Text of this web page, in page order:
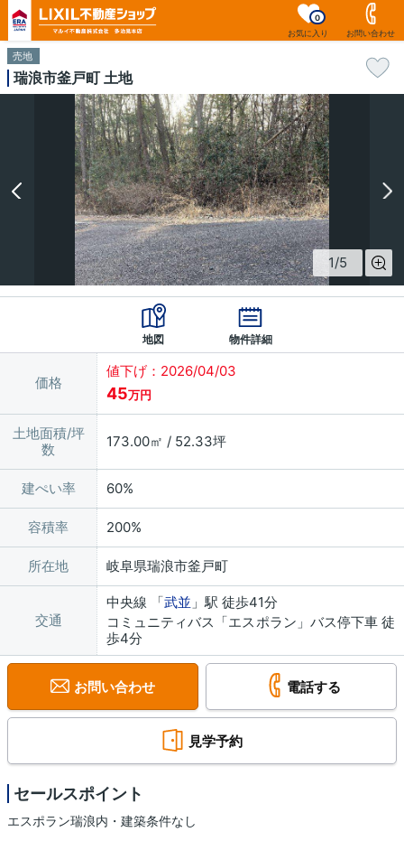
お気に入り
0
お問い合わせ
売地
瑞浪市釜戸町 土地
1/5
地図 物件詳細
価格
値下げ：2026/04/03
45万円
土地面積/坪
数
173.00㎡ / 52.33坪
建ぺい率 60%
容積率 200%
所在地 岐阜県瑞浪市釜戸町
交通
中央線 「武並 」駅 徒歩41分
コミュニティバス「エスポラン」バス停下車 徒
歩4分
お問い合わせ 電話する
見学予約
セールスポイント
エスポラン瑞浪内・建築条件なし